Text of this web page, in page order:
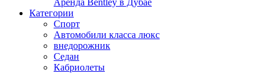
Аренда Bentley в Дубае
Категории
Спорт
Автомобили класса люкс
внедорожник
Седан
Кабриолеты